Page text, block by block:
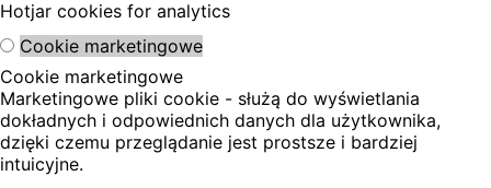
Hotjar cookies for analytics
Cookie marketingowe
Cookie marketingowe
Marketingowe pliki cookie - służą do wyświetlania
dokładnych i odpowiednich danych dla użytkownika,
dzięki czemu przeglądanie jest prostsze i bardziej
intuicyjne.